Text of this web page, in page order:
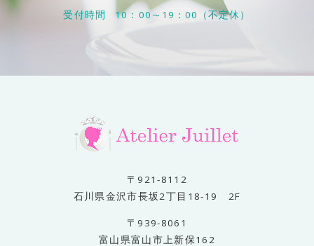
受付時間 10：00～19：00（不定休）
〒921-8112
石川県金沢市長坂2丁目18-19 2F
〒939-8061
富山県富山市上新保162